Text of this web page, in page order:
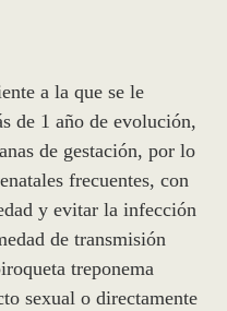
a la que se le
de 1 año de evolución,
de gestación, por lo
frecuentes, con
y evitar la infección
de transmisión
treponema
sexual o directamente